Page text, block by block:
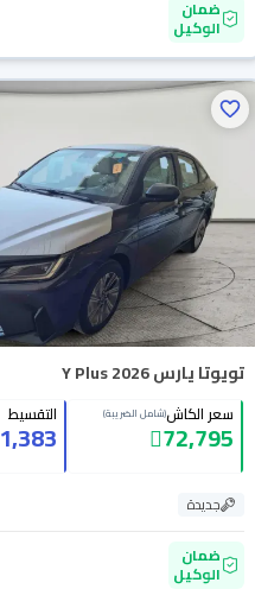
ضمان
الوكيل
تويوتا يارس Y Plus 2026
سعر الكاش(شامل الضريبة)
72,795
التقسيط
1,383
جديدة
ضمان
الوكيل